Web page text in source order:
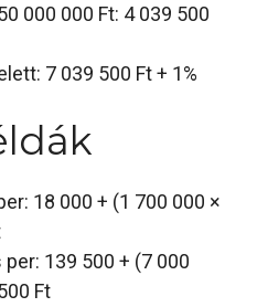
000 000 Ft: 4 039 500
7 039 500 Ft + 1%
18 000 + (1 700 000 ×
139 500 + (7 000
Ft